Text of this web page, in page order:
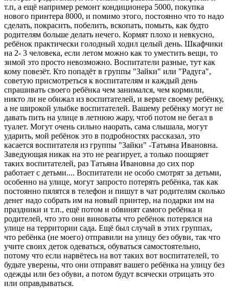
т.п, а ещё например ремонт кондиционера 5000, покупка
нового принтера 8000, и помимо этого, постоянно что то надо
сделать, покрасить, побелить, вскопать, помыть, как будто
родителям больше делать нечего. Кормят плохо и невкусно,
ребёнок практически голодный ходил целый день. Шкафчики
на 2- 3 человека, если летом можно как то уместить вещи, то
зимой это просто невозможно. Воспитатели разные, тут как
кому повезёт. Кто попадёт в группы "Зайки" или "Радуга",
советую присмотреться к воспитателям и каждый день
спрашивать своего ребёнка чем занимался, чем кормили,
никто ли не обижал из воспитателей, и верьте своему ребёнку,
а не широкой улыбке воспитателей. Вашему ребёнку могут не
давать пить на улице в летнюю жару, чтоб потом не бегал в
туалет. Могут очень сильно наорать, сама слышала, могут
ударить, мой ребёнок это в подробностях рассказал, это
касается воспитателя из группы "Зайки" -Татьяна Ивановна.
Заведующая никак на это не реагирует, а только поощряет
таких воспитателей, раз Татьяна Ивановна до сих пор
работает с детьми.... Воспитатели не особо смотрят за детьми,
особенно на улице, могут запросто потерять ребёнка, так как
постоянно пялятся в телефон и пишут в чат родителям сколько
денег надо собрать им на новый принтер, на подарки им на
праздники и т.п., ещё потом и обвинят самого ребёнка и
родителей, что это они виноваты что ребёнок потерялся на
улице на территории сада. Ещё был случай в этих группах,
что ребёнка (не моего) отправили на улицу без обуви, так что
учите своих деток одеваться, обуваться самостоятельно,
потому что если нарвётесь на вот таких вот воспитателей, то
будьте уверены, что они отправят вашего ребёнка на улицу без
одежды или без обуви, а потом будут всячески отрицать это
или оправдываться.